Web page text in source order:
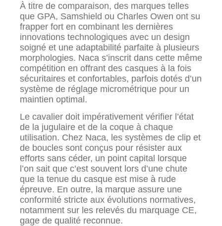
À titre de comparaison, des marques telles
que GPA, Samshield ou Charles Owen ont su
frapper fort en combinant les dernières
innovations technologiques avec un design
soigné et une adaptabilité parfaite à plusieurs
morphologies. Naca s’inscrit dans cette même
compétition en offrant des casques à la fois
sécuritaires et confortables, parfois dotés d’un
système de réglage micrométrique pour un
maintien optimal.
Le cavalier doit impérativement vérifier l’état
de la jugulaire et de la coque à chaque
utilisation. Chez Naca, les systèmes de clip et
de boucles sont conçus pour résister aux
efforts sans céder, un point capital lorsque
l’on sait que c’est souvent lors d’une chute
que la tenue du casque est mise à rude
épreuve. En outre, la marque assure une
conformité stricte aux évolutions normatives,
notamment sur les relevés du marquage CE,
gage de qualité reconnue.